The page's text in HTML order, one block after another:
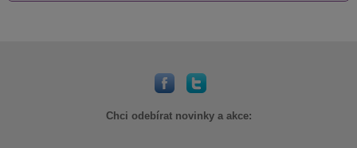
Chci odebírat novinky a akce: